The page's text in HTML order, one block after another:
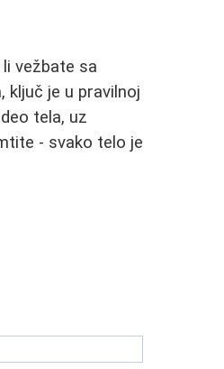
vežbate sa
je u pravilnoj
tela, uz
- svako telo je